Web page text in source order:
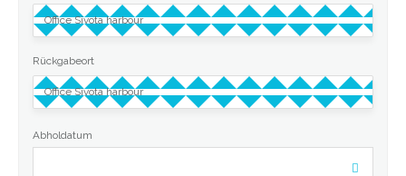
Rückgabeort
Abholdatum